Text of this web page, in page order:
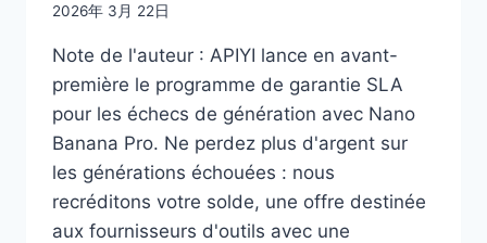
2026年 3月 22日
Note de l'auteur : APIYI lance en avant-
première le programme de garantie SLA
pour les échecs de génération avec Nano
Banana Pro. Ne perdez plus d'argent sur
les générations échouées : nous
recréditons votre solde, une offre destinée
aux fournisseurs d'outils avec une